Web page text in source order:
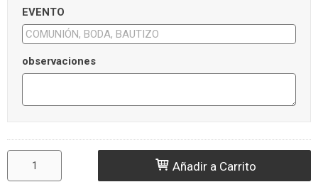
EVENTO
observaciones
Añadir a Carrito